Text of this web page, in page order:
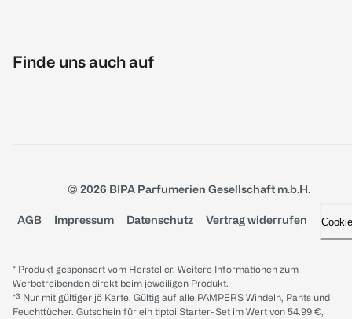
Finde uns auch auf
© 2026 BIPA Parfumerien Gesellschaft m.b.H.
AGB Impressum Datenschutz Vertrag widerrufen
* Produkt gesponsert vom Hersteller. Weitere Informationen zum
Werbetreibenden direkt beim jeweiligen Produkt.
*³ Nur mit gültiger jö Karte. Gültig auf alle PAMPERS Windeln, Pants und
Feuchttücher. Gutschein für ein tiptoi Starter-Set im Wert von 54.99 €,